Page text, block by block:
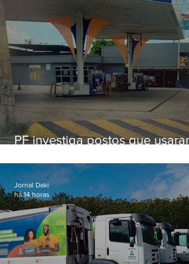
PF investiga postos que usaram
secretário morto em 2020
Jornal Daki
há 14 horas